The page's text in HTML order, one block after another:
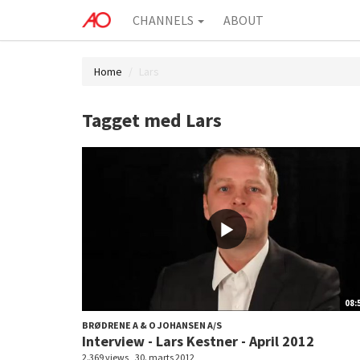
CHANNELS ABOUT
Home Lars
Tagget med Lars
BRØDRENE A & O JOHANSEN A/S
Interview - Lars Kestner - April 2012
2.369 views 30. marts 2012